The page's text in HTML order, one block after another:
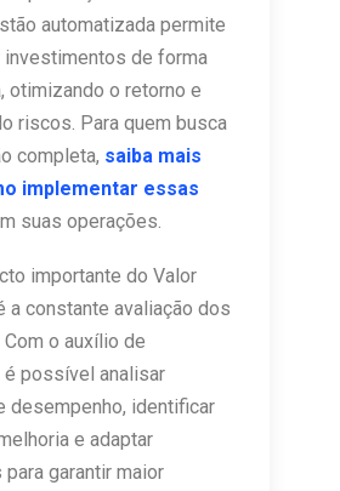
automatizada permite
de forma
otimizando o retorno e
riscos. Para quem busca
completa, saiba mais
implementar essas
suas operações.
importante do Valor
a constante avaliação dos
o auxílio de
possível analisar
desempenho, identificar
e adaptar
garantir maior